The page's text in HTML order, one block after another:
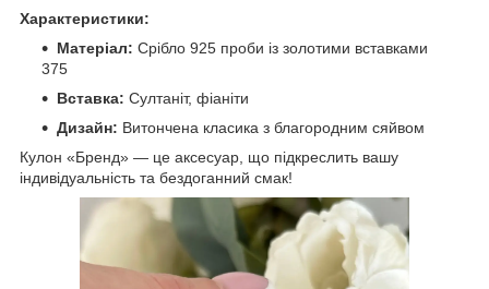
Характеристики:
Матеріал: Срібло 925 проби із золотими вставками
375
Вставка: Султаніт, фіаніти
Дизайн: Витончена класика з благородним сяйвом
Кулон «Бренд» — це аксесуар, що підкреслить вашу
індивідуальність та бездоганний смак!